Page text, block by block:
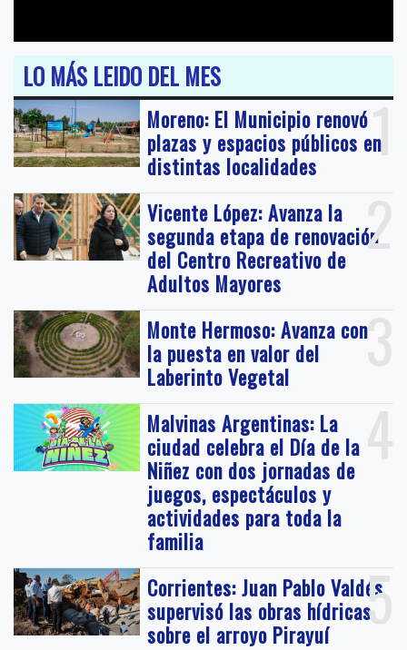
LO MÁS LEIDO DEL MES
1
Moreno: El Municipio renovó
plazas y espacios públicos en
distintas localidades
2
Vicente López: Avanza la
segunda etapa de renovación
del Centro Recreativo de
Adultos Mayores
3
Monte Hermoso: Avanza con
la puesta en valor del
Laberinto Vegetal
4
Malvinas Argentinas: La
ciudad celebra el Día de la
Niñez con dos jornadas de
juegos, espectáculos y
actividades para toda la
familia
5
Corrientes: Juan Pablo Valdés
supervisó las obras hídricas
sobre el arroyo Pirayuí